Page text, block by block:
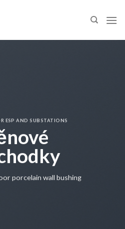
ESP AND SUBSTATIONS
porcelain wall bushing